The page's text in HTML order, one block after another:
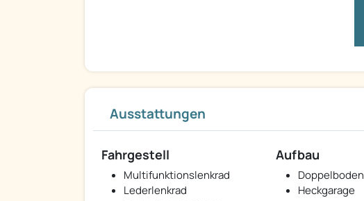
Ausstattungen
Fahrgestell
Multifunktionslenkrad
Lederlenkrad
Aufbau
Doppelboden
Heckgarage